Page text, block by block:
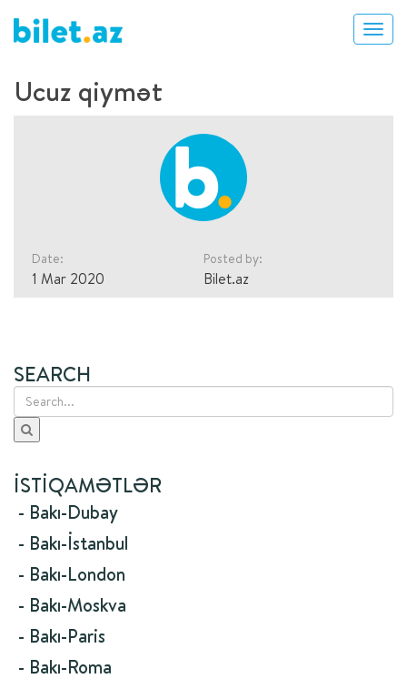
Ucuz qiymət
Date:
1 Mar 2020
Posted by:
Bilet.az
SEARCH
İSTIQAMƏTLƏR
- Bakı-Dubay
- Bakı-İstanbul
- Bakı-London
- Bakı-Moskva
- Bakı-Paris
- Bakı-Roma